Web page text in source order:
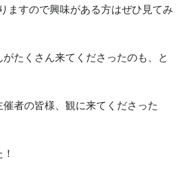
ますので興味がある方はぜひ見てみ
たくさん来てくださったのも、と
者の皆様、観に来てくださった